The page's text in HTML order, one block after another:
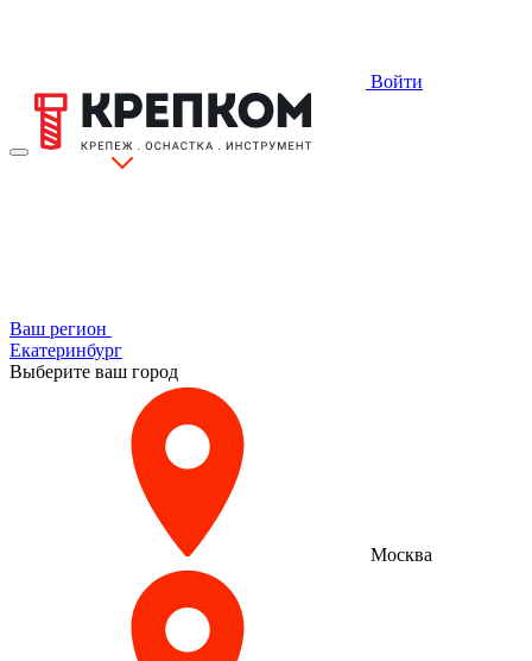
Войти
Ваш регион
Екатеринбург
Выберите ваш город
Москва